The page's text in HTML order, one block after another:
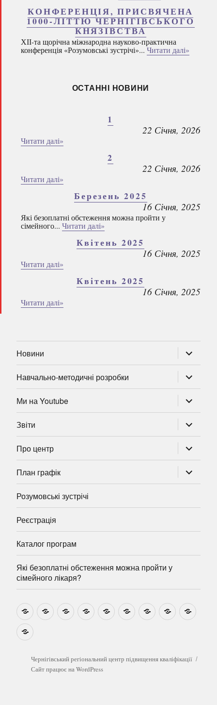
КОНФЕРЕНЦІЯ, ПРИСВЯЧЕНА
1000-ЛІТТЮ ЧЕРНІГІВСЬКОГО
КНЯЗІВСТВА
ХІІ-та щорічна міжнародна науково-практична
конференція «Розумовські зустрічі»... Читати далі»
ОСТАННІ НОВИНИ
1
22 Січня, 2026
Читати далі»
2
22 Січня, 2026
Читати далі»
Березень 2025
16 Січня, 2025
Які безоплатні обстеження можна пройти у
сімейного... Читати далі»
Квітень 2025
16 Січня, 2025
Читати далі»
Квітень 2025
16 Січня, 2025
Читати далі»
Новини
підменю
Навчально-методичні розробки
підменю
Ми на Youtube
підменю
Звіти
підменю
Про центр
підменю
План графік
підменю
Розумовські зустрічі
Реєстрація
Каталог програм
Які безоплатні обстеження можна пройти у
сімейного лікаря?
НовиниНавчально-
методичні
Ми
на
Звіти Про
центр
План
графік
Розумовські
зустрічі
Реєстрація
Які
безоплатні
можна
пройти
у
Чернігівський регіональний центр підвищення кваліфікації
Сайт працює на WordPress